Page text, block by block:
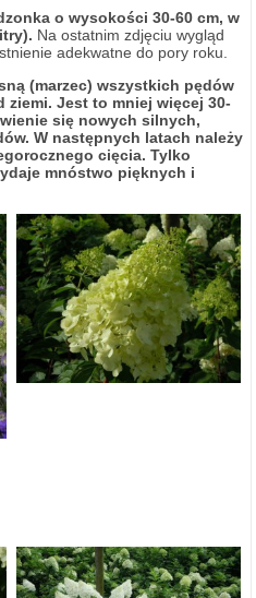
o wysokości 30-60 cm, w
Na ostatnim zdjęciu wygląd
adekwatne do pory roku.
(marzec) wszystkich pędów
ziemi. Jest to mniej więcej 30-
się nowych silnych,
W następnych latach należy
cięcia. Tylko
mnóstwo pięknych i